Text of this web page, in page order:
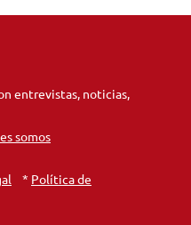
entrevistas, noticias,
somos
* Política de